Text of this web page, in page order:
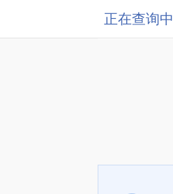
正在查询中